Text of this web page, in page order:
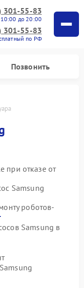
301-55-83
10:00 до 20:00
301-55-83
по РФ
Позвонить
при отказе от
Samsung
роботов-
Samsung в